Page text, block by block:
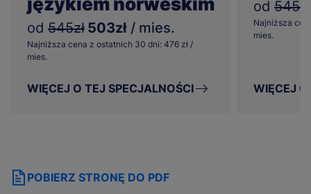
od 545zł 503zł / mies.
Najniższa cena z ostatnich 30 dni: 476 zł /
mies.
WIĘCEJ O TEJ SPECJALNOŚCI
od 545zł
Najniższa
mies.
WIĘCEJ
POBIERZ STRONĘ DO PDF